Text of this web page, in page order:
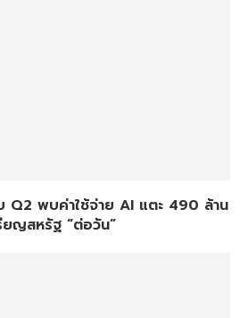
Q2 พบค่าใช้จ่าย AI แตะ 490 ล้าน
ยญสหรัฐ “ต่อวัน”